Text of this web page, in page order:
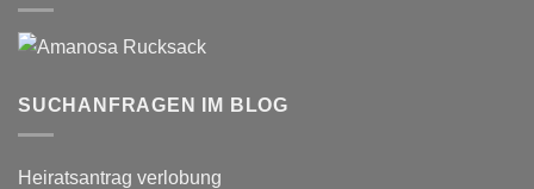
SUCHANFRAGEN IM BLOG
Heiratsantrag verlobung